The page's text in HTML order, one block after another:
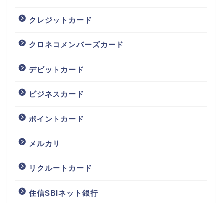
クレジットカード
クロネコメンバーズカード
デビットカード
ビジネスカード
ポイントカード
メルカリ
リクルートカード
住信SBIネット銀行